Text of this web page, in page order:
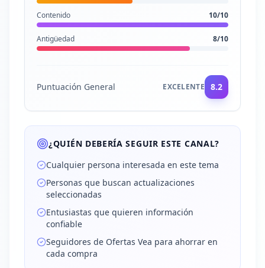
Contenido 10/10
Antigüedad 8/10
Puntuación General EXCELENTE 8.2
¿QUIÉN DEBERÍA SEGUIR ESTE CANAL?
Cualquier persona interesada en este tema
Personas que buscan actualizaciones
seleccionadas
Entusiastas que quieren información
confiable
Seguidores de Ofertas Vea para ahorrar en
cada compra